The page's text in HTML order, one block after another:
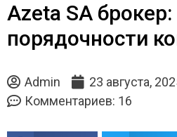
Azeta SA
порядочности
Admin
23 августа,
Комментариев: 16